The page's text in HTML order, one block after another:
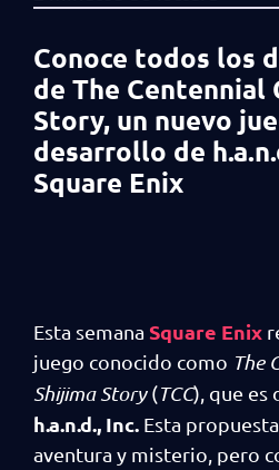
Conoce todos los
de The Centennial
Story, un nuevo
desarrollo de
Square Enix
Esta semana Square Enix
juego conocido como The
Shijima Story(TCC), que es
h.a.n.d., Inc. Esta
aventura y misterio, pero